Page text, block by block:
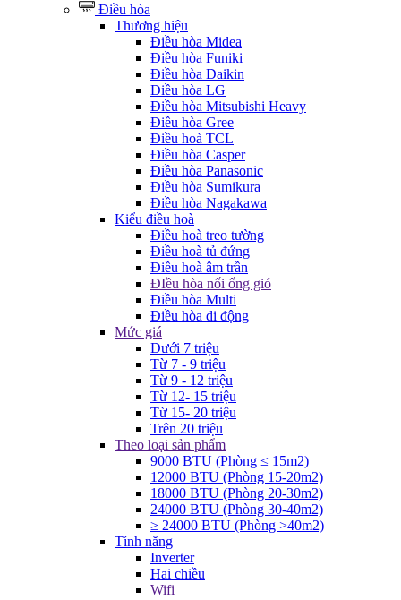
Điều hòa
Thương hiệu
Điều hòa Midea
Điều hòa Funiki
Điều hòa Daikin
Điều hòa LG
Điều hòa Mitsubishi Heavy
Điều hòa Gree
Điều hoà TCL
Điều hòa Casper
Điều hòa Panasonic
Điều hòa Sumikura
Điều hòa Nagakawa
Kiểu điều hoà
Điều hoà treo tường
Điều hoà tủ đứng
Điều hoà âm trần
ĐIều hòa nối ống gió
Điều hòa Multi
Điều hòa di động
Mức giá
Dưới 7 triệu
Từ 7 - 9 triệu
Từ 9 - 12 triệu
Từ 12- 15 triệu
Từ 15- 20 triệu
Trên 20 triệu
Theo loại sản phẩm
9000 BTU (Phòng ≤ 15m2)
12000 BTU (Phòng 15-20m2)
18000 BTU (Phòng 20-30m2)
24000 BTU (Phòng 30-40m2)
≥ 24000 BTU (Phòng >40m2)
Tính năng
Inverter
Hai chiều
Wifi